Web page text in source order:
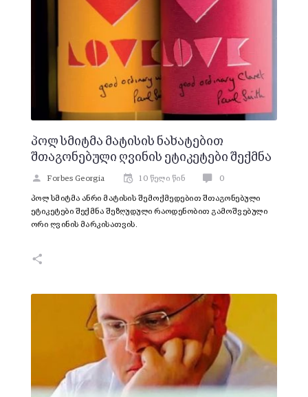
პოლ სმიტმა მატისის ნახატებით
შთაგონებული ღვინის ეტიკეტები შექმნა
Forbes Georgia 10 წელი წინ 0
პოლ სმიტმა ანრი მატისის შემოქმედებით შთაგონებული
ეტიკეტები შექმნა შეზღუდული რაოდენობით გამოშვებული
ორი ღვინის მარკისათვის.